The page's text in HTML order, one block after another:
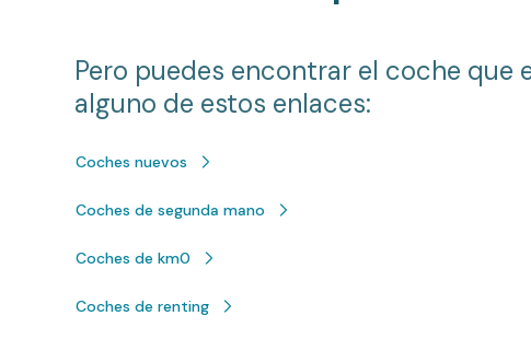
Pero puedes encontrar el coche que
alguno de estos enlaces:
Coches nuevos
Coches de segunda mano
Coches de km0
Coches de renting